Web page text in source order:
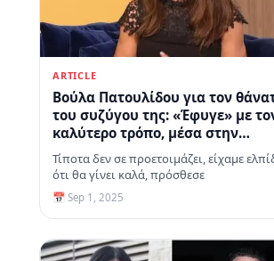
ARTICLE
Βούλα Πατουλίδου για τον
του συζύγου της: «Έφυγε» με
καλύτερο τρόπο, μέσα στην
αγκαλιά μου
Τίποτα δεν σε προετοιμάζει, είχαμε
ότι θα γίνει καλά, πρόσθεσε
📅 Sep 1, 2025